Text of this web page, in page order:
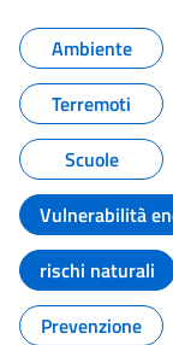
Tutti iAmbiente
Terremoti
Scuole
Vulnerabilità
rischi naturali
Prevenzione